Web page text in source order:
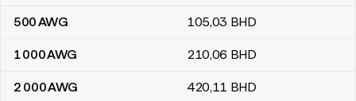
500AWG 105,03 BHD
1 000AWG 210,06 BHD
2 000AWG 420,11 BHD